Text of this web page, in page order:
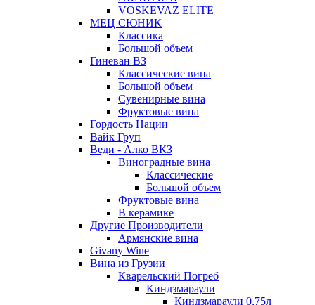
VOSKEVAZ ELITE
МЕЦ СЮНИК
Классика
Большой объем
Гиневан ВЗ
Классические вина
Большой объем
Сувенирные вина
Фруктовые вина
Гордость Нации
Вайк Груп
Веди - Алко ВКЗ
Виноградные вина
Классические
Большой объем
Фруктовые вина
В керамике
Другие Производители
Армянские вина
Givany Wine
Вина из Грузии
Кварельский Погреб
Киндзмараули
Киндзмараули 0,75л